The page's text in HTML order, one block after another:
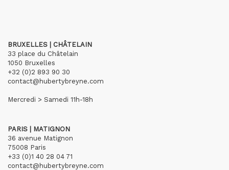
BRUXELLES | CHÂTELAIN
33 place du Châtelain
1050 Bruxelles
+32 (0)2 893 90 30
contact@hubertybreyne.com
Mercredi > Samedi 11h-18h
PARIS | MATIGNON
36 avenue Matignon
75008 Paris
+33 (0)1 40 28 04 71
contact@hubertybreyne.com